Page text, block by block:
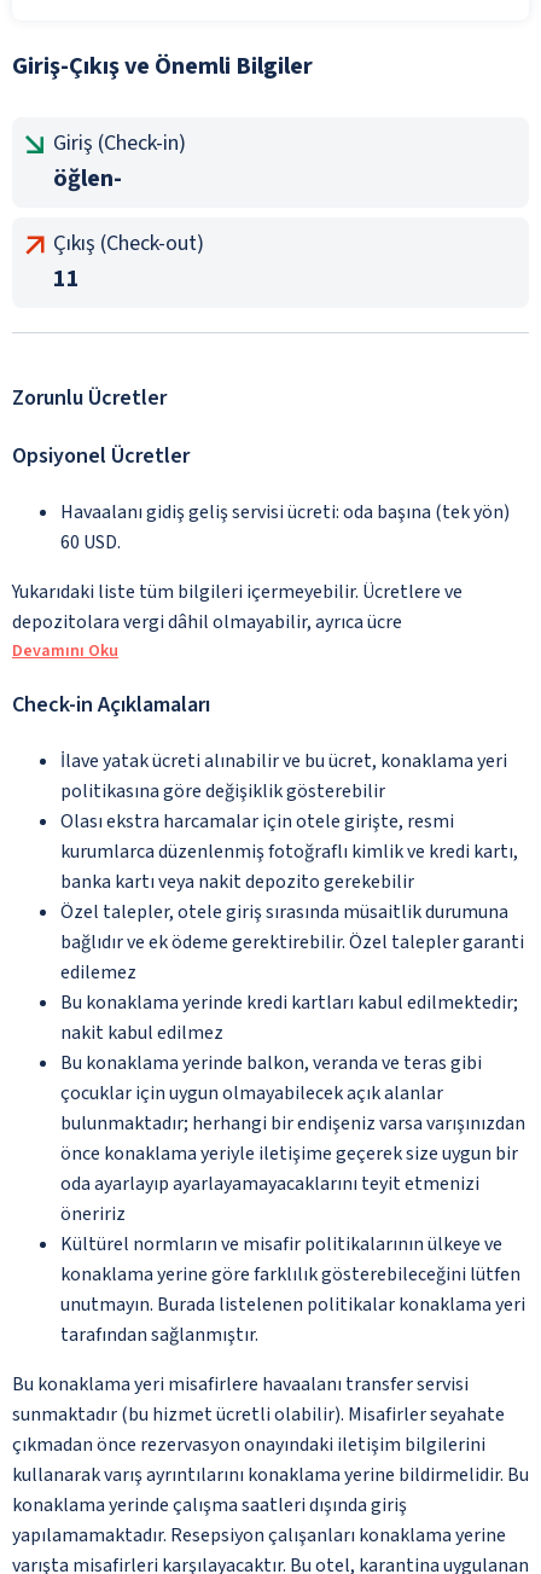
Giriş-Çıkış ve Önemli Bilgiler
Giriş (Check-in)
öğlen-
Çıkış (Check-out)
11
Zorunlu Ücretler
Opsiyonel Ücretler
Havaalanı gidiş geliş servisi ücreti: oda başına (tek yön)
60 USD.
Yukarıdaki liste tüm bilgileri içermeyebilir. Ücretlere ve
depozitolara vergi dâhil olmayabilir, ayrıca ücre
Devamını Oku
Check-in Açıklamaları
İlave yatak ücreti alınabilir ve bu ücret, konaklama yeri
politikasına göre değişiklik gösterebilir
Olası ekstra harcamalar için otele girişte, resmi
kurumlarca düzenlenmiş fotoğraflı kimlik ve kredi kartı,
banka kartı veya nakit depozito gerekebilir
Özel talepler, otele giriş sırasında müsaitlik durumuna
bağlıdır ve ek ödeme gerektirebilir. Özel talepler garanti
edilemez
Bu konaklama yerinde kredi kartları kabul edilmektedir;
nakit kabul edilmez
Bu konaklama yerinde balkon, veranda ve teras gibi
çocuklar için uygun olmayabilecek açık alanlar
bulunmaktadır; herhangi bir endişeniz varsa varışınızdan
önce konaklama yeriyle iletişime geçerek size uygun bir
oda ayarlayıp ayarlayamayacaklarını teyit etmenizi
öneririz
Kültürel normların ve misafir politikalarının ülkeye ve
konaklama yerine göre farklılık gösterebileceğini lütfen
unutmayın. Burada listelenen politikalar konaklama yeri
tarafından sağlanmıştır.
Bu konaklama yeri misafirlere havaalanı transfer servisi
sunmaktadır (bu hizmet ücretli olabilir). Misafirler seyahate
çıkmadan önce rezervasyon onayındaki iletişim bilgilerini
kullanarak varış ayrıntılarını konaklama yerine bildirmelidir. Bu
konaklama yerinde çalışma saatleri dışında giriş
yapılamamaktadır. Resepsiyon çalışanları konaklama yerine
varışta misafirleri karşılayacaktır. Bu otel, karantina uygulanan